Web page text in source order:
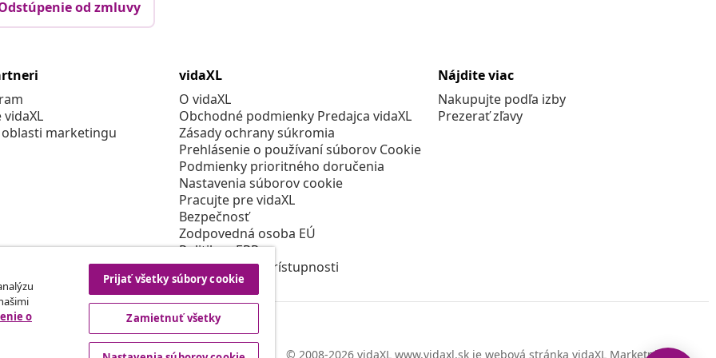
od zmluvy
marketingu
vidaXL
O vidaXL
Obchodné podmienky Predajca vidaXL
Zásady ochrany súkromia
Prehlásenie o používaní súborov Cookie
Podmienky prioritného doručenia
Nastavenia súborov cookie
Pracujte pre vidaXL
Bezpečnosť
Zodpovedná osoba EÚ
Politikou EPR
Prehlásenie o prístupnosti
Nájdite viac
Nakupujte podľa izby
Prezerať zľavy
© 2008-2026 vidaXL www.vidaxl.sk je webová stránka vidaXL Marketplace
o
Prijať všetky súbory cookie
Zamietnuť všetky